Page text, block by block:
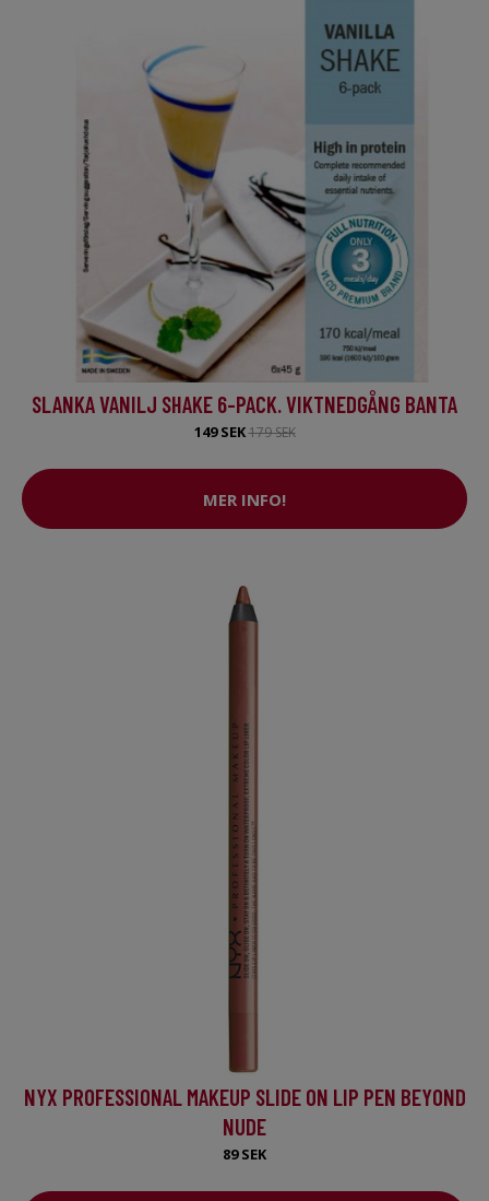
SLANKA VANILJ SHAKE 6-PACK. VIKTNEDGÅNG BANTA
149 SEK179 SEK
MER INFO!
NYX PROFESSIONAL MAKEUP SLIDE ON LIP PEN BEYOND
NUDE
89 SEK